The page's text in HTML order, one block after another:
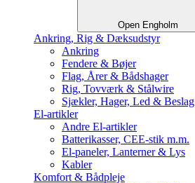
Open Engholm
Ankring, Rig & Dæksudstyr
Ankring
Fendere & Bøjer
Flag, Årer & Bådshager
Rig, Tovværk & Stålwire
Sjækler, Hager, Led & Beslag
El-artikler
Andre El-artikler
Batterikasser, CEE-stik m.m.
El-paneler, Lanterner & Lys
Kabler
Komfort & Bådpleje